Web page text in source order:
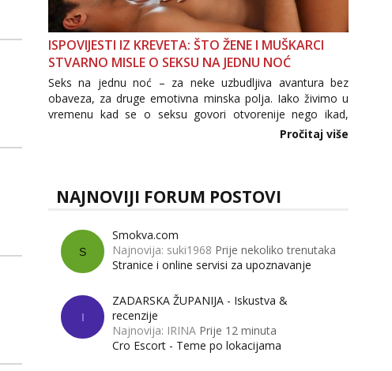
ISPOVIJESTI IZ KREVETA: ŠTO ŽENE I MUŠKARCI
STVARNO MISLE O SEKSU NA JEDNU NOĆ
Seks na jednu noć – za neke uzbudljiva avantura bez
obaveza, za druge emotivna minska polja. Iako živimo u
vremenu kad se o seksu govori otvorenije nego ikad,
tema „jedne noći strasti“ i dalje izaziva burne rasprave. Što
Pročitaj više
NAJNOVIJI FORUM POSTOVI
S
Smokva.com
Najnovija: suki1968 Prije nekoliko trenutaka
Stranice i online servisi za upoznavanje
I
ZADARSKA ŽUPANIJA - Iskustva &
recenzije
Najnovija: IRINA Prije 12 minuta
Cro Escort - Teme po lokacijama